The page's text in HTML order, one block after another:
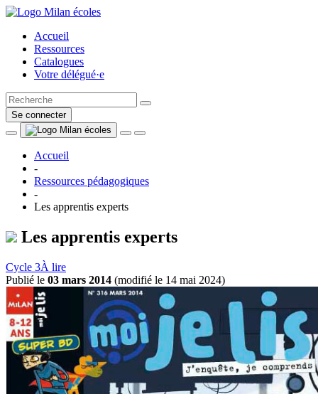
Accueil
Ressources
Catalogues
Votre délégué·e
Se connecter
Accueil
-
Ressources pédagogiques
-
Les apprentis experts
Les apprentis experts
Cycle 3À lire
Publié le 03 mars 2014 (modifié le 14 mai 2024)